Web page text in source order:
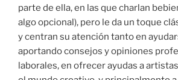
parte de ella, en las que charlan
algo opcional), pero le da un toque
y centran su atención tanto en
aportando consejos y opiniones
laborales, en ofrecer ayudas a